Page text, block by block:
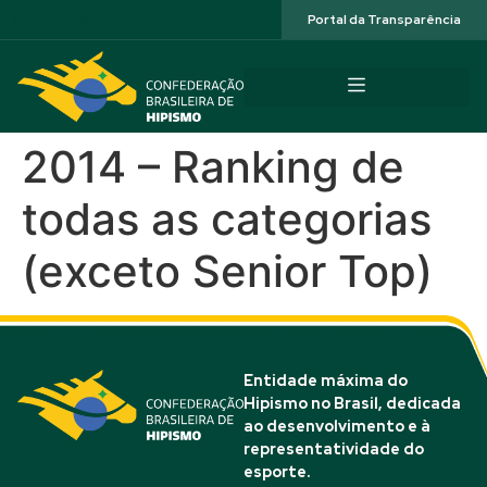
Portal da Transparência
2014 – Ranking de
todas as categorias
(exceto Senior Top)
Entidade máxima do
Hipismo no Brasil, dedicada
ao desenvolvimento e à
representatividade do
esporte.